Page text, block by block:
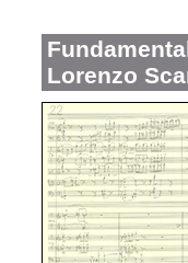
Lorenzo